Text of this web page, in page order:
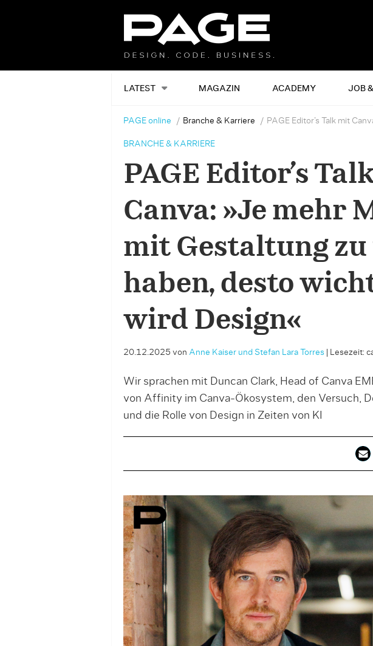
LATEST MAGAZIN ACADEMY JOB
PAGE online Branche & Karriere PAGE Editor’s Talk mit
BRANCHE & KARRIERE
PAGE Editor’s
Canva: »Je mehr
mit Gestaltung
haben, desto
wird Design«
20.12.2025 von Anne Kaiser und Stefan Lara Torres Lesezeit:
Wir sprachen mit Duncan Clark, Head of Canva
von Affinity im Canva-Ökosystem, den Versuch,
und die Rolle von Design in Zeiten von KI